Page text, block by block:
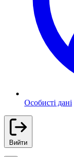
Особисті дані
Вийти